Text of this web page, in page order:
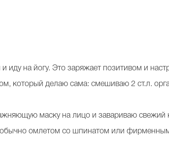
на йогу. Это заряжает позитивом и
который делаю сама: смешиваю 2 ст.л.
маску на лицо и завариваю свежий
омлетом со шпинатом или